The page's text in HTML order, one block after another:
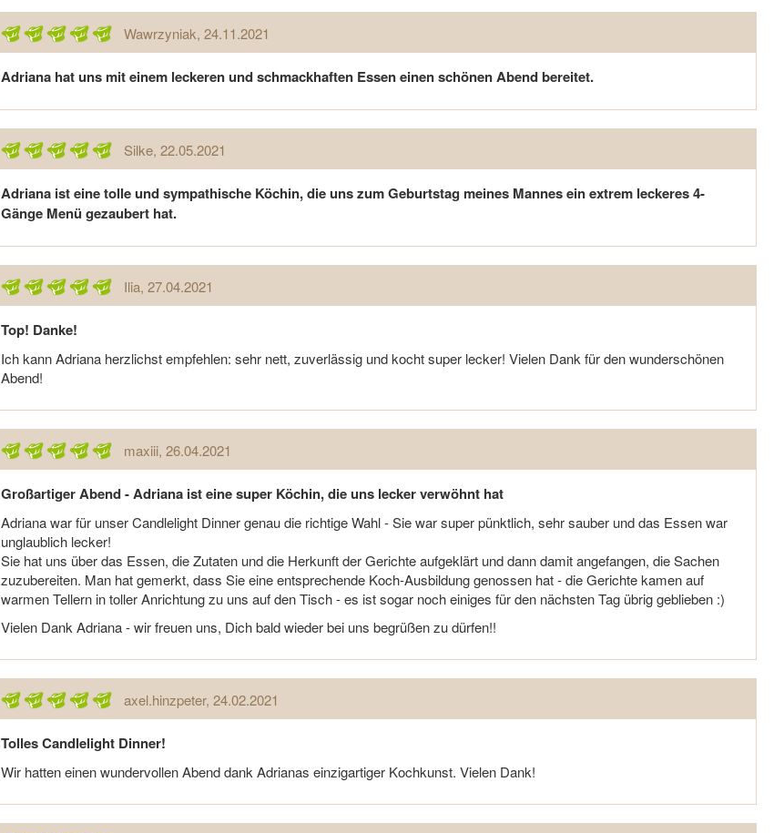
Wawrzyniak, 24.11.2021
Adriana hat uns mit einem leckeren und schmackhaften Essen einen schönen Abend bereitet.
Silke, 22.05.2021
Adriana ist eine tolle und sympathische Köchin, die uns zum Geburtstag meines Mannes ein extrem leckeres 4-
Gänge Menü gezaubert hat.
Ilia, 27.04.2021
Top! Danke!
Ich kann Adriana herzlichst empfehlen: sehr nett, zuverlässig und kocht super lecker! Vielen Dank für den wunderschönen
Abend!
maxiii, 26.04.2021
Großartiger Abend - Adriana ist eine super Köchin, die uns lecker verwöhnt hat
Adriana war für unser Candlelight Dinner genau die richtige Wahl - Sie war super pünktlich, sehr sauber und das Essen war
unglaublich lecker!
Sie hat uns über das Essen, die Zutaten und die Herkunft der Gerichte aufgeklärt und dann damit angefangen, die Sachen
zuzubereiten. Man hat gemerkt, dass Sie eine entsprechende Koch-Ausbildung genossen hat - die Gerichte kamen auf
warmen Tellern in toller Anrichtung zu uns auf den Tisch - es ist sogar noch einiges für den nächsten Tag übrig geblieben :)
Vielen Dank Adriana - wir freuen uns, Dich bald wieder bei uns begrüßen zu dürfen!!
axel.hinzpeter, 24.02.2021
Tolles Candlelight Dinner!
Wir hatten einen wundervollen Abend dank Adrianas einzigartiger Kochkunst. Vielen Dank!